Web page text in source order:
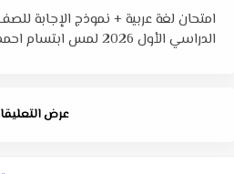
امتحان لغة عربية + نموذج الإجابة
الدراسي الأول 2026 لمس ابتسام احمد
عرض